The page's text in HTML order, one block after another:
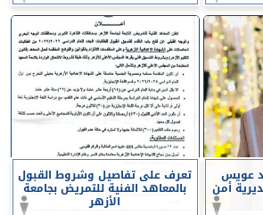
عويس
أمن
تعرف على تفاصيل وشروط القبول
بالمعاهد الفنية للتمريض بجامعة
الأزهر